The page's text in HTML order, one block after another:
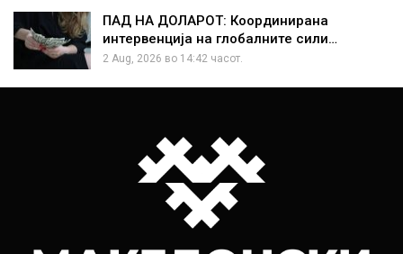
ПАД НА ДОЛАРОТ: Координирана
интервенција на глобалните сили…
2 Aug, 2026 во 14:42 часот.